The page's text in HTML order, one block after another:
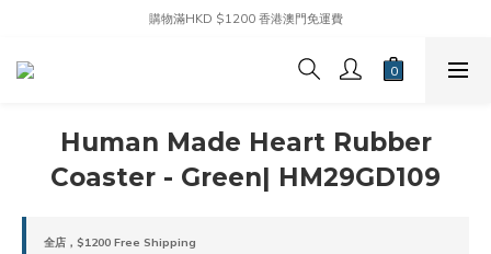
購物滿HKD $1200 香港澳門免運費
Human Made Heart Rubber
Coaster - Green| HM29GD109
全店，$1200 Free Shipping